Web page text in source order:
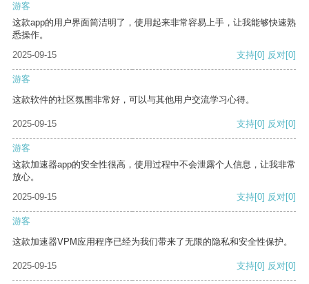
游客
这款app的用户界面简洁明了，使用起来非常容易上手，让我能够快速熟
悉操作。
2025-09-15
支持[0] 反对[0]
游客
这款软件的社区氛围非常好，可以与其他用户交流学习心得。
2025-09-15 支持[0] 反对[0]
游客
这款加速器app的安全性很高，使用过程中不会泄露个人信息，让我非常
放心。
2025-09-15
支持[0] 反对[0]
游客
这款加速器VPM应用程序已经为我们带来了无限的隐私和安全性保护。
2025-09-15 支持[0] 反对[0]